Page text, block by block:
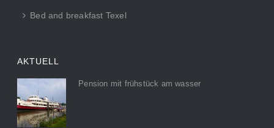
Bed and breakfast Texel
AKTUELL
Pension mit frühstück am wasser